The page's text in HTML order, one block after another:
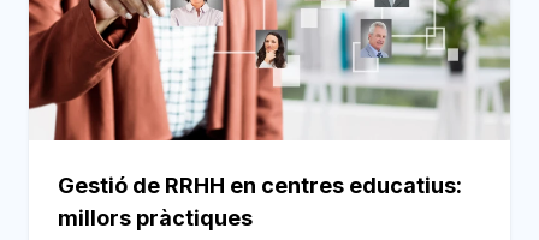
Gestió de RRHH en centres educatius:
millors pràctiques